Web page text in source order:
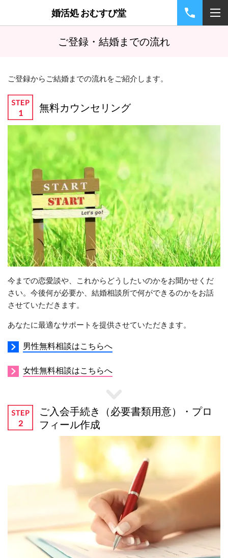
婚活処 おむすび堂
ご登録・結婚までの流れ
ご登録からご結婚までの流れをご紹介します。
無料カウンセリング
今までの恋愛談や、これからどうしたいのかをお聞かせくだ
さい。今後何が必要か、結婚相談所で何ができるのかをお話
させていただきます。
あなたに最適なサポートを提供させていただきます。
男性無料相談はこちらへ
女性無料相談はこちらへ
ご入会手続き（必要書類用意）・プロ
フィール作成